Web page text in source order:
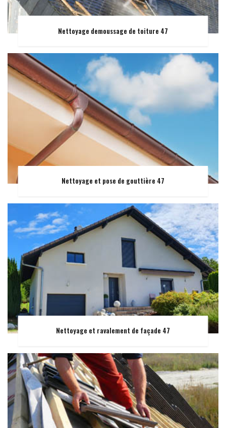
Nettoyage demoussage de toiture 47
Nettoyage et pose de gouttière 47
Nettoyage et ravalement de façade 47